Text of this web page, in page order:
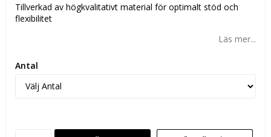
Tillverkad av högkvalitativt material för optimalt stöd och
flexibilitet
Läs mer...
Antal